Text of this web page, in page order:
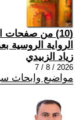
(10) من صفحات
الرواية الروسية
زياد الزبيدي
2026 / 8 / 7
مواضيع وابحاث